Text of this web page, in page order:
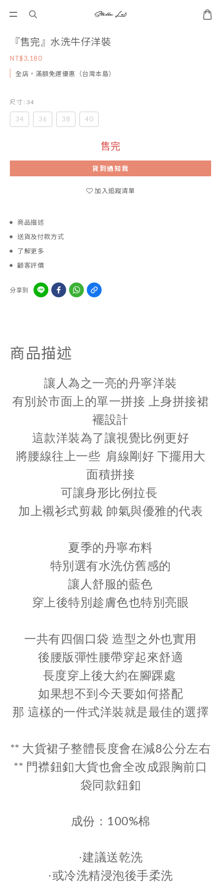
『售完』水洗牛仔洋裝
NT$3,180
全店，滿額免運優惠（台灣本島）
尺寸 : 34
34 36 38 40
售完
貨到通知我
加入追蹤清單
商品描述
送貨及付款方式
了解更多
顧客評價
分享到
商品描述
讓人為之一亮的丹寧洋裝
有別於市面上的單一拼接 上身拼接裙
襬設計
這款洋裝為了讓視覺比例更好
將腰線往上一些 肩線剛好 下擺用大
面積拼接
可讓身形比例拉長
加上襯衫式剪裁 帥氣與優雅的代表
夏季的丹寧布料
特別選有水洗仿舊感的
讓人舒服的藍色
穿上後特別趁膚色也特別亮眼
一共有四個口袋 造型之外也實用
後腰版彈性腰帶穿起來舒適
長度穿上後大約在腳踝處
如果想不到今天要如何搭配
那 這樣的一件式洋裝就是最佳的選擇
** 大貨裙子整體長度會在減8公分左右
** 門襟鈕釦大貨也會全改成跟胸前口
袋同款鈕釦
成份： 100%棉
·建議送乾洗
·或冷洗精浸泡後手柔洗